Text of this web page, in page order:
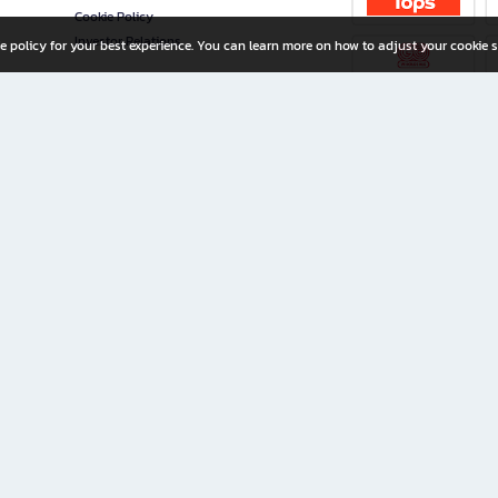
Cookie Policy
Investor Relations
policy for your best experience. You can learn more on how to adjust your cookie